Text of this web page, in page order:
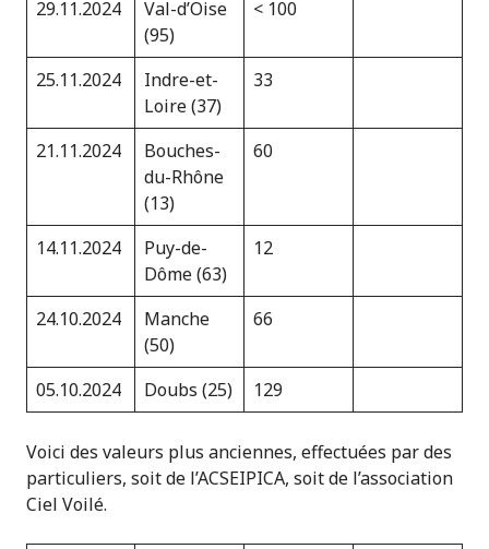
29.11.2024
Val-d’Oise
(95)
< 100
25.11.2024
Indre-et-
Loire (37)
33
21.11.2024
Bouches-
du-Rhône
(13)
60
14.11.2024
Puy-de-
Dôme (63)
12
24.10.2024
Manche
(50)
66
05.10.2024 Doubs (25) 129
Voici des valeurs plus anciennes, effectuées par des
particuliers, soit de l’ACSEIPICA, soit de l’association
Ciel Voilé.